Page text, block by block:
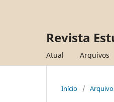
Revista
Atual Arquivos
Início /